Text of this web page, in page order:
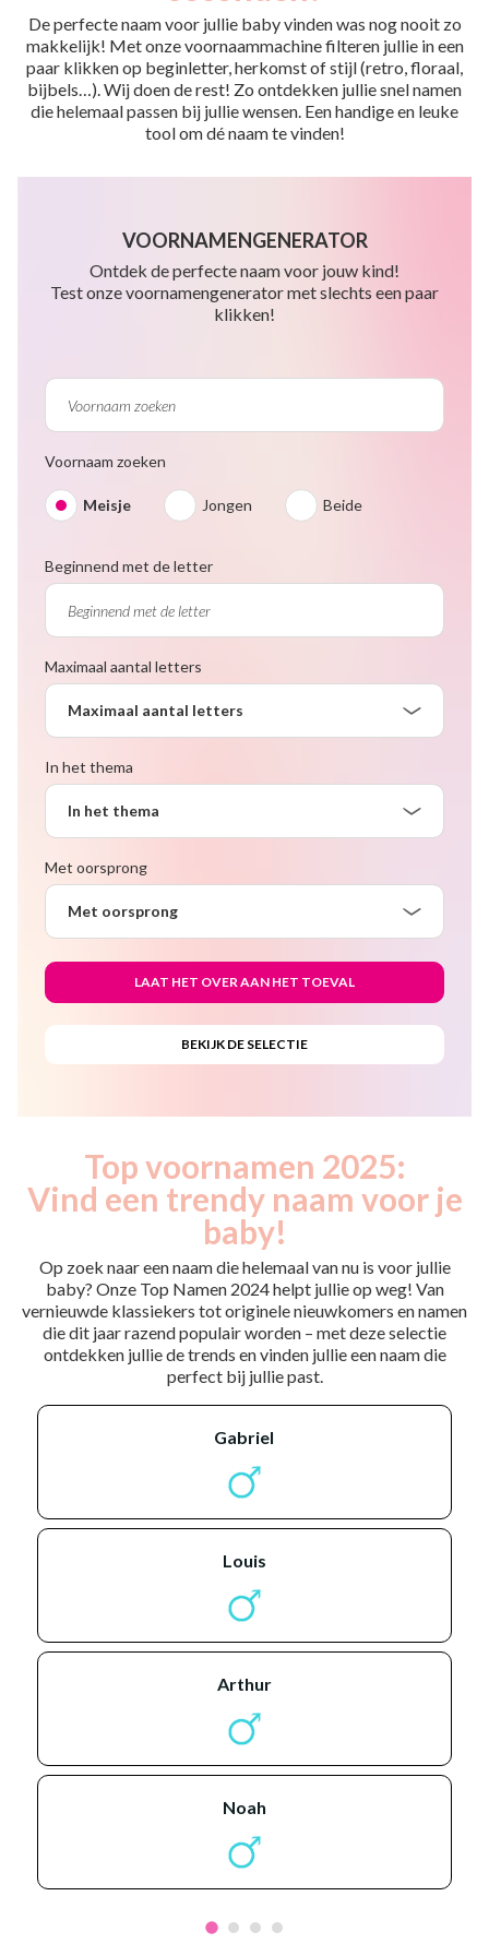
De perfecte naam voor jullie baby vinden was nog nooit zo
makkelijk! Met onze voornaammachine filteren jullie in een
paar klikken op beginletter, herkomst of stijl (retro, floraal,
bijbels…). Wij doen de rest! Zo ontdekken jullie snel namen
die helemaal passen bij jullie wensen. Een handige en leuke
tool om dé naam te vinden!
VOORNAMENGENERATOR
Ontdek de perfecte naam voor jouw kind!
Test onze voornamengenerator met slechts een paar
klikken!
Voornaam zoeken
Meisje Jongen Beide
Beginnend met de letter
Maximaal aantal letters
Maximaal aantal letters
In het thema
In het thema
Met oorsprong
Met oorsprong
Top voornamen 2025:
Vind een trendy naam voor je
baby!
Op zoek naar een naam die helemaal van nu is voor jullie
baby? Onze Top Namen 2024 helpt jullie op weg! Van
vernieuwde klassiekers tot originele nieuwkomers en namen
die dit jaar razend populair worden – met deze selectie
ontdekken jullie de trends en vinden jullie een naam die
perfect bij jullie past.
gabriel
louis
arthur
noah